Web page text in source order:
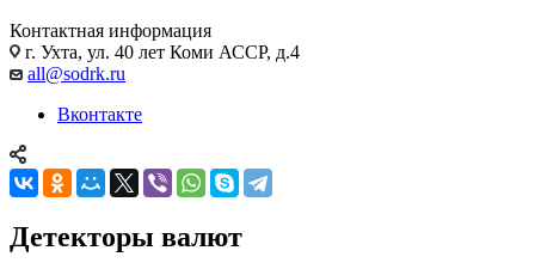
Контактная информация
г. Ухта, ул. 40 лет Коми АССР, д.4
all@sodrk.ru
Вконтакте
Детекторы валют